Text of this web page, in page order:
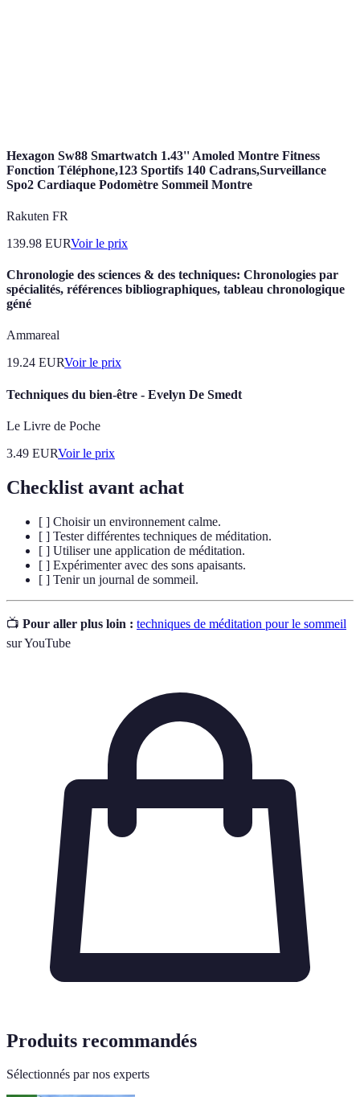
Hexagon Sw88 Smartwatch 1.43'' Amoled Montre Fitness
Fonction Téléphone,123 Sportifs 140 Cadrans,Surveillance
Spo2 Cardiaque Podomètre Sommeil Montre
Rakuten FR
139.98 EURVoir le prix
Chronologie des sciences & des techniques: Chronologies par
spécialités, références bibliographiques, tableau chronologique
géné
Ammareal
19.24 EURVoir le prix
Techniques du bien-être - Evelyn De Smedt
Le Livre de Poche
3.49 EURVoir le prix
Checklist avant achat
[ ] Choisir un environnement calme.
[ ] Tester différentes techniques de méditation.
[ ] Utiliser une application de méditation.
[ ] Expérimenter avec des sons apaisants.
[ ] Tenir un journal de sommeil.
📺 Pour aller plus loin : techniques de méditation pour le sommeil
sur YouTube
Produits recommandés
Sélectionnés par nos experts